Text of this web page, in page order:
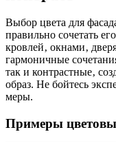
Выбор цвета для
правильно сочетать
кровлей‚ окнами‚
гармоничные
так и контрастные‚
образ. Не бойтесь
меры.
Примеры